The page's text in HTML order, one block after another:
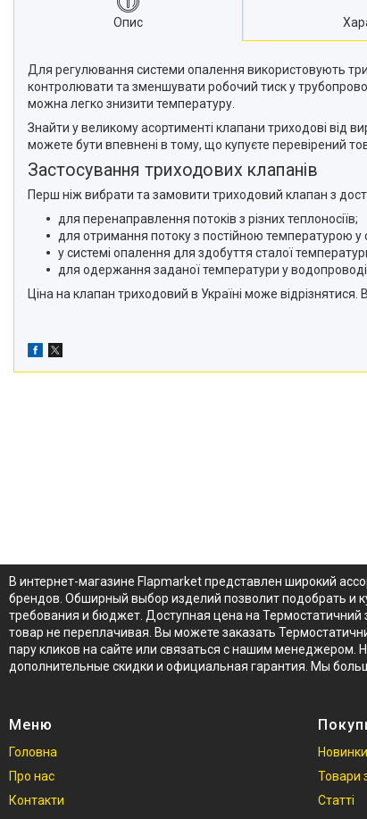
Опис
Для регулювання системи опалення використовують
контролювати та зменшувати робочий тиск у
можна легко знизити температуру.
Знайти у великому асортименті клапани триходові від
можете бути впевнені в тому, що купуєте перевірений
Застосування триходових клапанів
Перш ніж вибрати та замовити триходовий клапан з
для перенаправлення потоків з різних теплоносіїв;
для отримання потоку з постійною температурою у
у системі опалення для здобуття сталої
для одержання заданої температури у водопроводі.
Ціна на клапан триходовий в Україні може
В интернет-магазине Flapmarket представлен широкий
брендов. Обширный выбор изделий позволит подобрать и
требования и бюджет. Доступная цена на Термостатичний
товар не переплачивая. Вы можете заказать
пару кликов на сайте или связаться с нашим менеджером.
дополнительные скидки и официальная гарантия. Мы
Меню
Головна
Про нас
Контакти
Новинки
Товари
Статті